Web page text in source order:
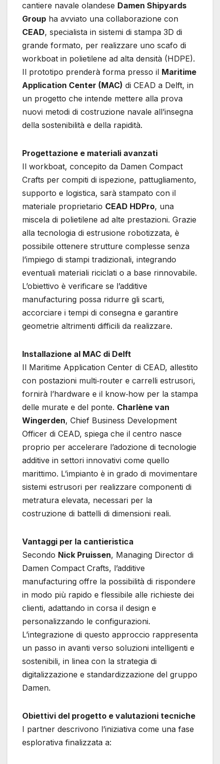
cantiere navale olandese Damen Shipyards
Group ha avviato una collaborazione con
CEAD, specialista in sistemi di stampa 3D di
grande formato, per realizzare uno scafo di
workboat in polietilene ad alta densità (HDPE).
Il prototipo prenderà forma presso il Maritime
Application Center (MAC) di CEAD a Delft, in
un progetto che intende mettere alla prova
nuovi metodi di costruzione navale all’insegna
della sostenibilità e della rapidità.
Progettazione e materiali avanzati
Il workboat, concepito da Damen Compact
Crafts per compiti di ispezione, pattugliamento,
supporto e logistica, sarà stampato con il
materiale proprietario CEAD HDPro, una
miscela di polietilene ad alte prestazioni. Grazie
alla tecnologia di estrusione robotizzata, è
possibile ottenere strutture complesse senza
l’impiego di stampi tradizionali, integrando
eventuali materiali riciclati o a base rinnovabile.
L’obiettivo è verificare se l’additive
manufacturing possa ridurre gli scarti,
accorciare i tempi di consegna e garantire
geometrie altrimenti difficili da realizzare.
Installazione al MAC di Delft
Il Maritime Application Center di CEAD, allestito
con postazioni multi‐router e carrelli estrusori,
fornirà l’hardware e il know‐how per la stampa
delle murate e del ponte. Charlène van
Wingerden, Chief Business Development
Officer di CEAD, spiega che il centro nasce
proprio per accelerare l’adozione di tecnologie
additive in settori innovativi come quello
marittimo. L’impianto è in grado di movimentare
sistemi estrusori per realizzare componenti di
metratura elevata, necessari per la
costruzione di battelli di dimensioni reali.
Vantaggi per la cantieristica
Secondo Nick Pruissen, Managing Director di
Damen Compact Crafts, l’additive
manufacturing offre la possibilità di rispondere
in modo più rapido e flessibile alle richieste dei
clienti, adattando in corsa il design e
personalizzando le configurazioni.
L’integrazione di questo approccio rappresenta
un passo in avanti verso soluzioni intelligenti e
sostenibili, in linea con la strategia di
digitalizzazione e standardizzazione del gruppo
Damen.
Obiettivi del progetto e valutazioni tecniche
I partner descrivono l’iniziativa come una fase
esplorativa finalizzata a: